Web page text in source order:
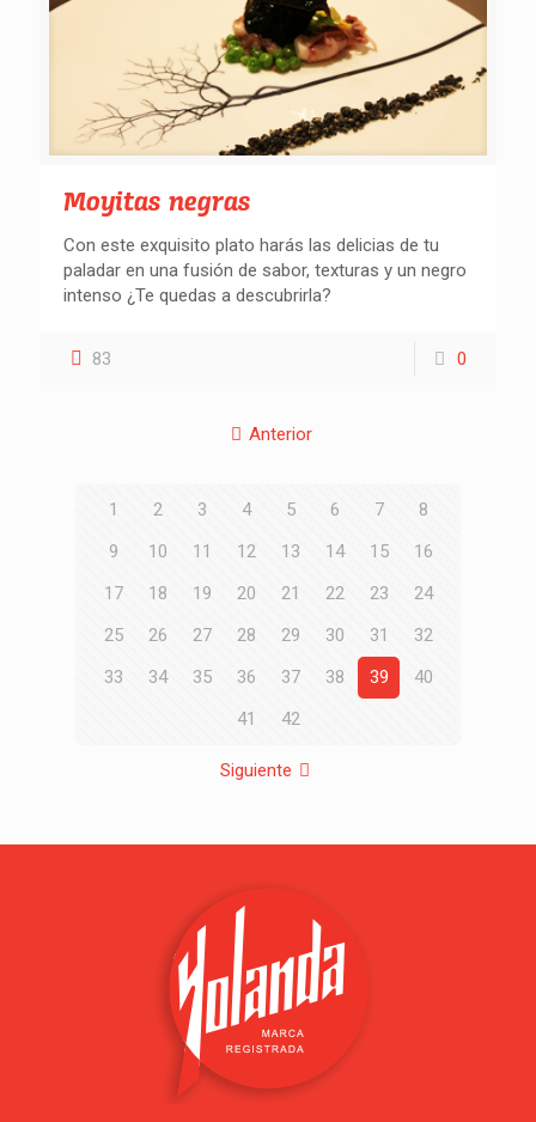
Moyitas negras
Con este exquisito plato harás las delicias de tu
paladar en una fusión de sabor, texturas y un negro
intenso ¿Te quedas a descubrirla?
83 0
Anterior
1 2 3 4 5 6 7
8
9
10 11 12 13 14 15
16
17
18 19 20 21 22 23
24
25
26 27 28 29 30 31
32
33
34 35 36 37 38 39
40
41
42
Siguiente